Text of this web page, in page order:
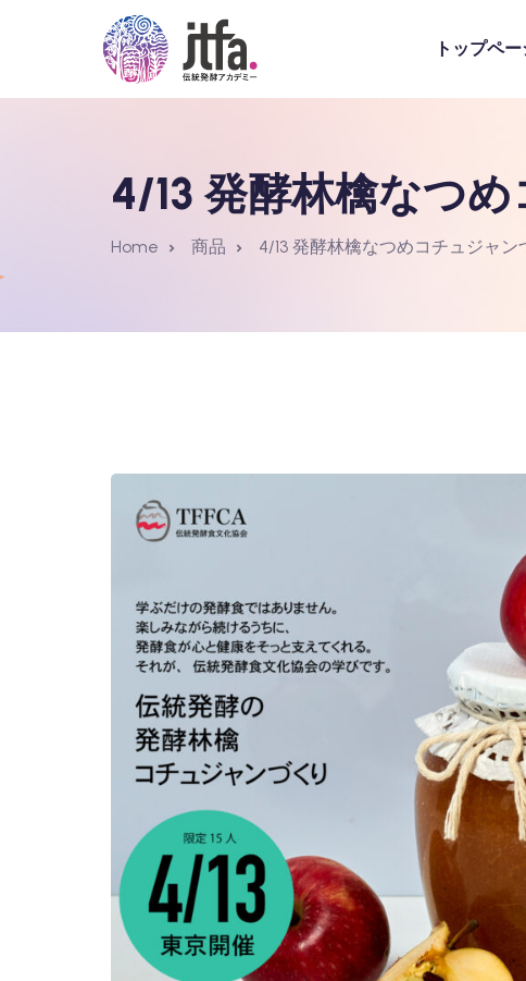
トップペー
4/13 発酵林檎なつ
Home 商品 4/13 発酵林檎なつめコチュジャ